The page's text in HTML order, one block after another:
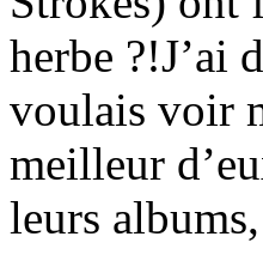
herbe ?!J’ai
voulais voir
meilleur
leurs